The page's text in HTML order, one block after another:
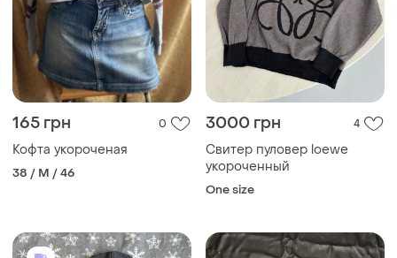
165 грн 0
Кофта укороченая
38 / M / 46
3000 грн 4
Свитер пуловер loewe
укороченный
One size